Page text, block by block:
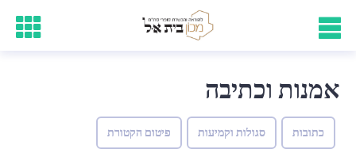
אמנות וכתיבה
כתובות סגולות וקמיעות פיטום הקטורת